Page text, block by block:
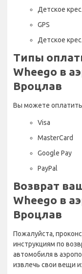
Детское
GPS
Детское
Типы
Wheego в
Вроцлав
Вы можете
Visa
MasterCard
Google Pay
PayPal
Возврат
Wheego в
Вроцлав
Пожалуйста,
инструкциям по
автомобиля в
извлечь свои вещи